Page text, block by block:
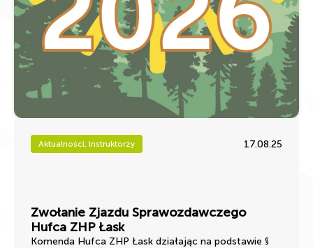
Aktualności, Instruktorzy 17.08.25
Zwołanie Zjazdu Sprawozdawczego
Hufca ZHP Łask
Komenda Hufca ZHP Łask działając na podstawie §